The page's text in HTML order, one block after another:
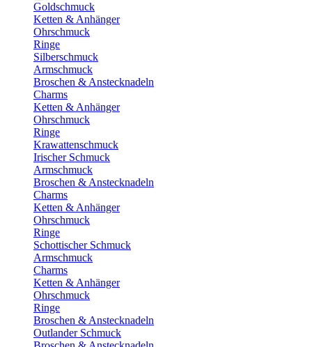
Goldschmuck
Ketten & Anhänger
Ohrschmuck
Ringe
Silberschmuck
Armschmuck
Broschen & Anstecknadeln
Charms
Ketten & Anhänger
Ohrschmuck
Ringe
Krawattenschmuck
Irischer Schmuck
Armschmuck
Broschen & Anstecknadeln
Charms
Ketten & Anhänger
Ohrschmuck
Ringe
Schottischer Schmuck
Armschmuck
Charms
Ketten & Anhänger
Ohrschmuck
Ringe
Broschen & Anstecknadeln
Outlander Schmuck